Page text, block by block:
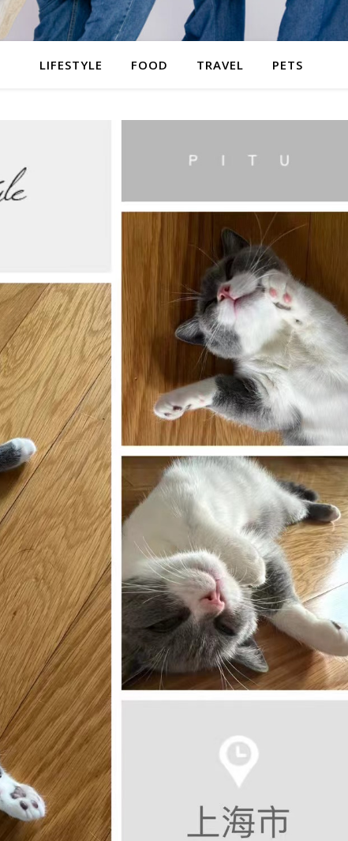
LIFESTYLE FOOD TRAVEL PETS